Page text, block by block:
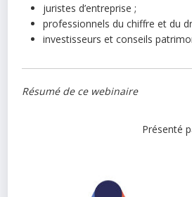
juristes d’entreprise ;
professionnels du chiffre et du
investisseurs et conseils
Résumé de ce webinaire
Présenté